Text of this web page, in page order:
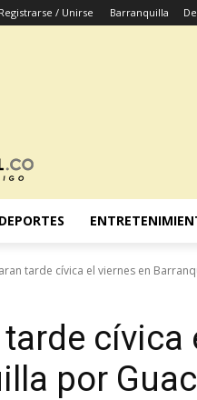
Registrarse / Unirse Barranquilla
DEPORTES
tarde cívica el viernes en
cívica
por